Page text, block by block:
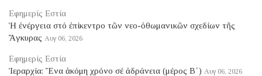
Εφημερίς Εστία
Ἡ ἐνέργεια στό ἐπίκεντρο τῶν νεο-ὀθωμανικῶν σχεδίων τῆς
Ἄγκυρας Αυγ 06, 2026
Εφημερίς Εστία
Ἱεραρχία: Ἕνα ἀκόμη χρόνο σέ ἀδράνεια (μέρος B΄) Αυγ 06, 2026